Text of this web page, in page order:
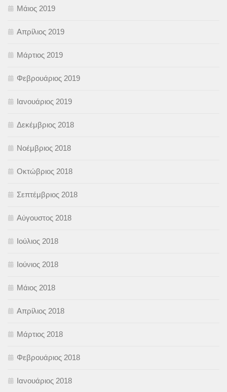
Μάιος 2019
Απρίλιος 2019
Μάρτιος 2019
Φεβρουάριος 2019
Ιανουάριος 2019
Δεκέμβριος 2018
Νοέμβριος 2018
Οκτώβριος 2018
Σεπτέμβριος 2018
Αύγουστος 2018
Ιούλιος 2018
Ιούνιος 2018
Μάιος 2018
Απρίλιος 2018
Μάρτιος 2018
Φεβρουάριος 2018
Ιανουάριος 2018